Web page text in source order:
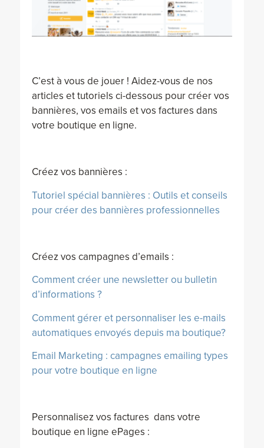
C’est à vous de jouer ! Aidez-vous de nos
articles et tutoriels ci-dessous pour créer vos
bannières, vos emails et vos factures dans
votre boutique en ligne.
Créez vos bannières :
Tutoriel spécial bannières : Outils et conseils
pour créer des bannières professionnelles
Créez vos campagnes d’emails :
Comment créer une newsletter ou bulletin
d’informations ?
Comment gérer et personnaliser les e-mails
automatiques envoyés depuis ma boutique?
Email Marketing : campagnes emailing types
pour votre boutique en ligne
Personnalisez vos factures dans votre
boutique en ligne ePages :